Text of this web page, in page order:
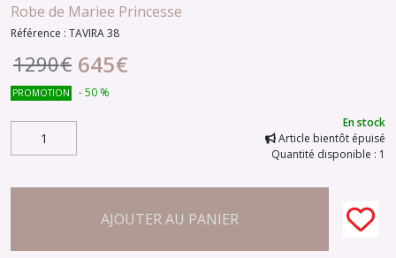
Robe de Mariee Princesse
Référence : TAVIRA 38
1290€ 645€
PROMOTION -50 %
En stock
Article bientôt épuisé
Quantité disponible : 1
AJOUTER AU PANIER